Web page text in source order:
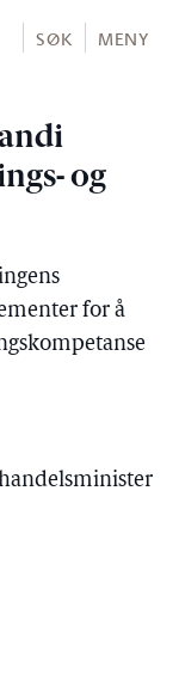
SØK MENY
og
for å